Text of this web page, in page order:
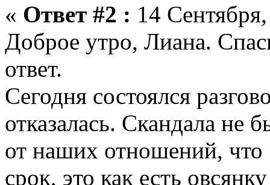
« Ответ #2 : 14
Доброе утро, Лиана.
ответ.
Сегодня состоялся
отказалась. Скандала не
от наших отношений, что
срок, это как есть